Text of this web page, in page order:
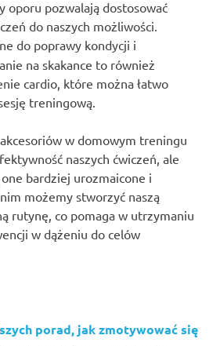
oporu pozwalają dostosować
do naszych możliwości.
do poprawy kondycji i
na skakance to również
cardio, które można łatwo
treningową.
w domowym treningu
naszych ćwiczeń, ale
bardziej urozmaicone i
możemy stworzyć naszą
rutynę, co pomaga w utrzymaniu
w dążeniu do celów
porad, jak zmotywować się